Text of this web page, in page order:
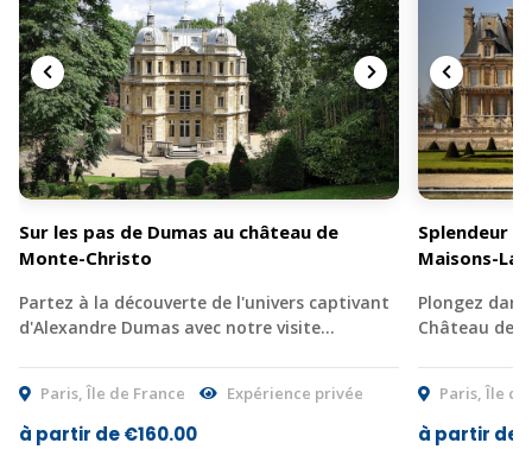
Sur les pas de Dumas au château de
Monte-Christo
Partez à la découverte de l'univers captivant
d'Alexandre Dumas avec notre visite…
Paris, Île de France Expérience privée
à partir de €160.00
Splendeur
Maisons-
Plongez
Château de
Paris, Île
à partir de